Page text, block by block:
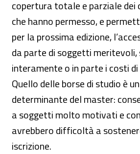
copertura totale e parziale dei
che hanno permesso, e
per la prossima edizione,
da parte di soggetti meritevoli,
interamente o in parte i costi di
Quello delle borse di studio è
determinante del master:
a soggetti molto motivati e
avrebbero difficoltà a
iscrizione.